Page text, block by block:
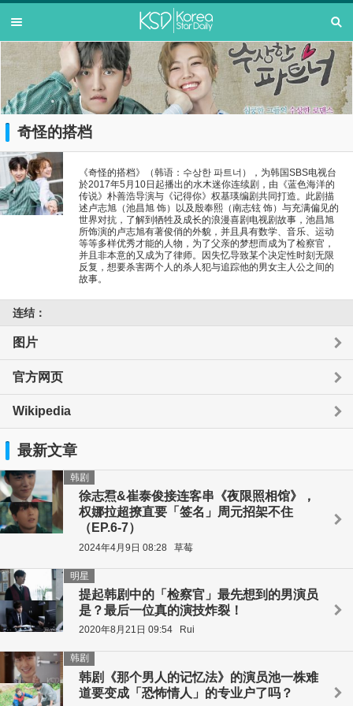
奇怪的搭档
《奇怪的搭档》（韩语：수상한 파트너），为韩国SBS电视台
於2017年5月10日起播出的水木迷你连续剧，由《蓝色海洋的
传说》朴善浩导演与《记得你》权基瑛编剧共同打造。此剧描
述卢志旭（池昌旭 饰）以及殷奉熙（南志铉 饰）与充满偏见的
世界对抗，了解到牺牲及成长的浪漫喜剧电视剧故事，池昌旭
所饰演的卢志旭有著俊俏的外貌，并且具有数学、音乐、运动
等等多样优秀才能的人物，为了父亲的梦想而成为了检察官，
并且非本意的又成为了律师。因失忆导致某个决定性时刻无限
反复，想要杀害两个人的杀人犯与追踪他的男女主人公之间的
故事。
连结：
图片
官方网页
Wikipedia
最新文章
徐志焄&崔泰俊接连客串《夜限照相馆》，
权娜拉超撩直要「签名」周元招架不住
（EP.6-7）
韩剧
2024年4月9日 08:28 草莓
提起韩剧中的「检察官」最先想到的男演员
是？最后一位真的演技炸裂！
明星
2020年8月21日 09:54 Rui
韩剧《那个男人的记忆法》的演员池一株难
道要变成「恐怖情人」的专业户了吗？
韩剧